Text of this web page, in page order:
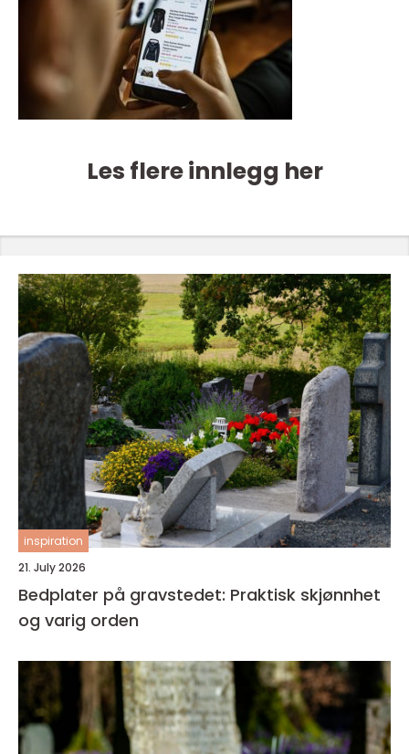
Les flere innlegg her
inspiration
21. July 2026
Bedplater på gravstedet: Praktisk skjønnhet
og varig orden